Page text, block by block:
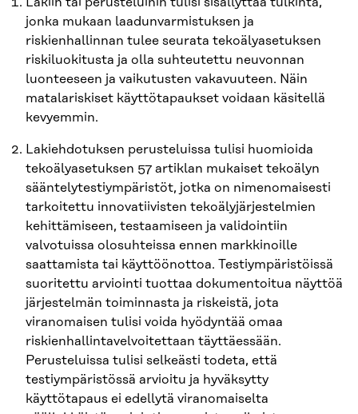
jonka mukaan laadunvarmistuksen ja
riskienhallinnan tulee seurata tekoälyasetuksen
riskiluokitusta ja olla suhteutettu neuvonnan
luonteeseen ja vaikutusten vakavuuteen. Näin
matalariskiset käyttötapaukset voidaan käsitellä
kevyemmin.
Lakiehdotuksen perusteluissa tulisi huomioida
tekoälyasetuksen 57 artiklan mukaiset tekoälyn
sääntelytestiympäristöt, jotka on nimenomaisesti
tarkoitettu innovatiivisten tekoälyjärjestelmien
kehittämiseen, testaamiseen ja validointiin
valvotuissa olosuhteissa ennen markkinoille
saattamista tai käyttöönottoa. Testiympäristöissä
suoritettu arviointi tuottaa dokumentoitua näyttöä
järjestelmän toiminnasta ja riskeistä, jota
viranomaisen tulisi voida hyödyntää omaa
riskienhallintavelvoitettaan täyttäessään.
Perusteluissa tulisi selkeästi todeta, että
testiympäristössä arvioitu ja hyväksytty
käyttötapaus ei edellytä viranomaiselta